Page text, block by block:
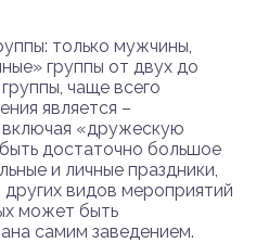
только мужчины,
группы от двух до
чаще всего
является –
«дружескую
достаточно большое
и личные праздники,
видов мероприятий
может быть
самим заведением.